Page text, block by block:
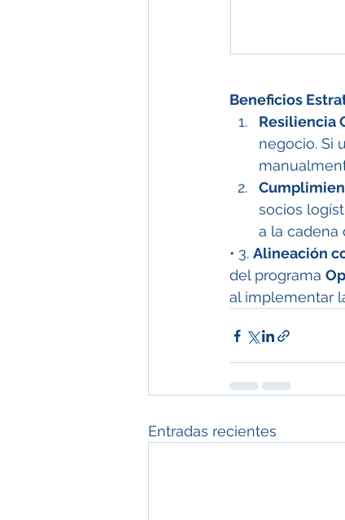
Beneficios
Resiliencia
negocio. Si
socios
a la cadena
• 3. Alineación
del programa
al implementar
Entradas recientes